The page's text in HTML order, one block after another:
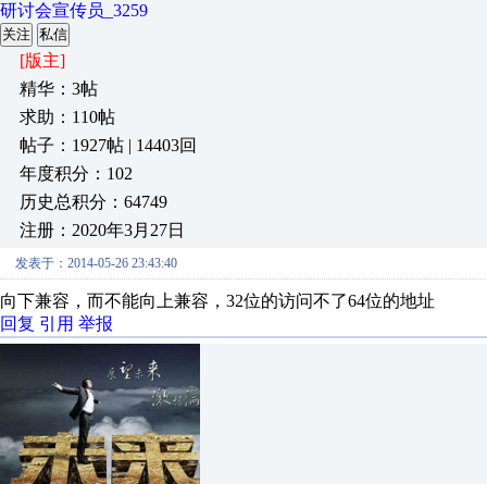
研讨会宣传员_3259
关注 私信
[版主]
精华：3帖
求助：110帖
帖子：1927帖 | 14403回
年度积分：102
历史总积分：64749
注册：2020年3月27日
发表于：2014-05-26 23:43:40
向下兼容，而不能向上兼容，32位的访问不了64位的地址
回复 引用 举报